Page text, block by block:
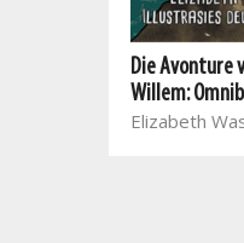
Die Avonture
Willem:
Elizabeth